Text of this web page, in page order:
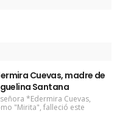
Cuevas, madre de
Santana
*Edermira Cuevas,
"Mirita", falleció este